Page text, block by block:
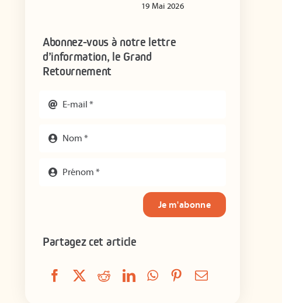
19 Mai 2026
Abonnez-vous à notre lettre
d’information, le Grand
Retournement
Je m'abonne
Partagez cet article